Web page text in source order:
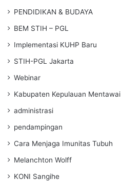
PENDIDIKAN & BUDAYA
BEM STIH – PGL
Implementasi KUHP Baru
STIH-PGL Jakarta
Webinar
Kabupaten Kepulauan Mentawai
administrasi
pendampingan
Cara Menjaga Imunitas Tubuh
Melanchton Wolff
KONI Sangihe